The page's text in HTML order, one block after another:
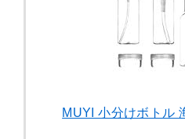
MUYI 小分けボトル